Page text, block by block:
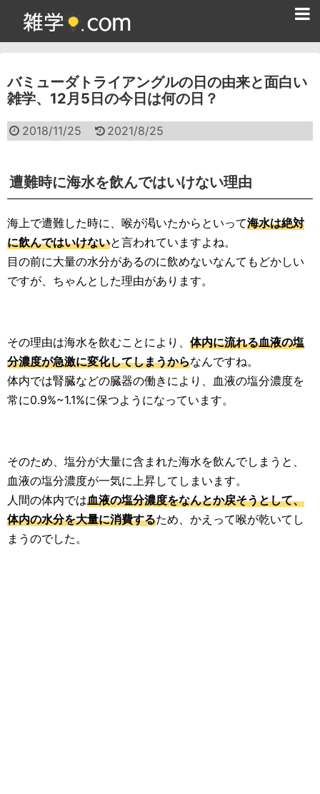
バミューダトライアングルの日の由来と面白い
雑学、12月5日の今日は何の日？
2018/11/25 2021/8/25
遭難時に海水を飲んではいけない理由
海上で遭難した時に、喉が渇いたからといって海水は絶対
に飲んではいけないと言われていますよね。
目の前に大量の水分があるのに飲めないなんてもどかしい
ですが、ちゃんとした理由があります。
その理由は海水を飲むことにより、 体内に流れる血液の塩
分濃度が急激に変化してしまうからなんですね。
体内では腎臓などの臓器の働きにより、血液の塩分濃度を
常に0.9%~1.1%に保つようになっています。
そのため、塩分が大量に含まれた海水を飲んでしまうと、
血液の塩分濃度が一気に上昇してしまいます。
人間の体内では血液の塩分濃度をなんとか戻そうとして、
体内の水分を大量に消費するため、かえって喉が乾いてし
まうのでした。
雑学クイズ問題集
面白い雑学
ためになる雑学
食べ物雑学
動物雑学
生活雑学
サイト情報